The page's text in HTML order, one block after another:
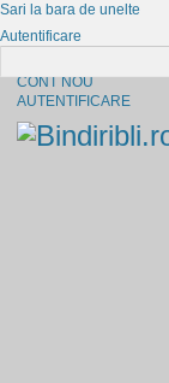
CONT NOU
AUTENTIFICARE
Sari la bara de unelte
Autentificare